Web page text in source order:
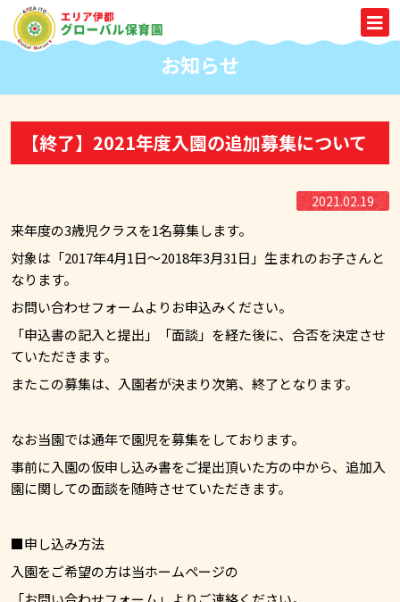
お知らせ
【終了】2021年度入園の追加募集について
2021.02.19
来年度の3歳児クラスを1名募集します。
対象は「2017年4月1日〜2018年3月31日」生まれのお子さんと
なります。
お問い合わせフォームよりお申込みください。
「申込書の記入と提出」「面談」を経た後に、合否を決定させ
ていただきます。
またこの募集は、入園者が決まり次第、終了となります。
なお当園では通年で園児を募集をしております。
事前に入園の仮申し込み書をご提出頂いた方の中から、追加入
園に関しての面談を随時させていただきます。
■申し込み方法
入園をご希望の方は当ホームページの